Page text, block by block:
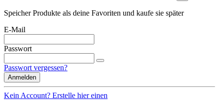
Speicher Produkte als deine Favoriten und kaufe sie später
E-Mail
Passwort
Passwort vergessen?
Anmelden
Kein Account? Erstelle hier einen